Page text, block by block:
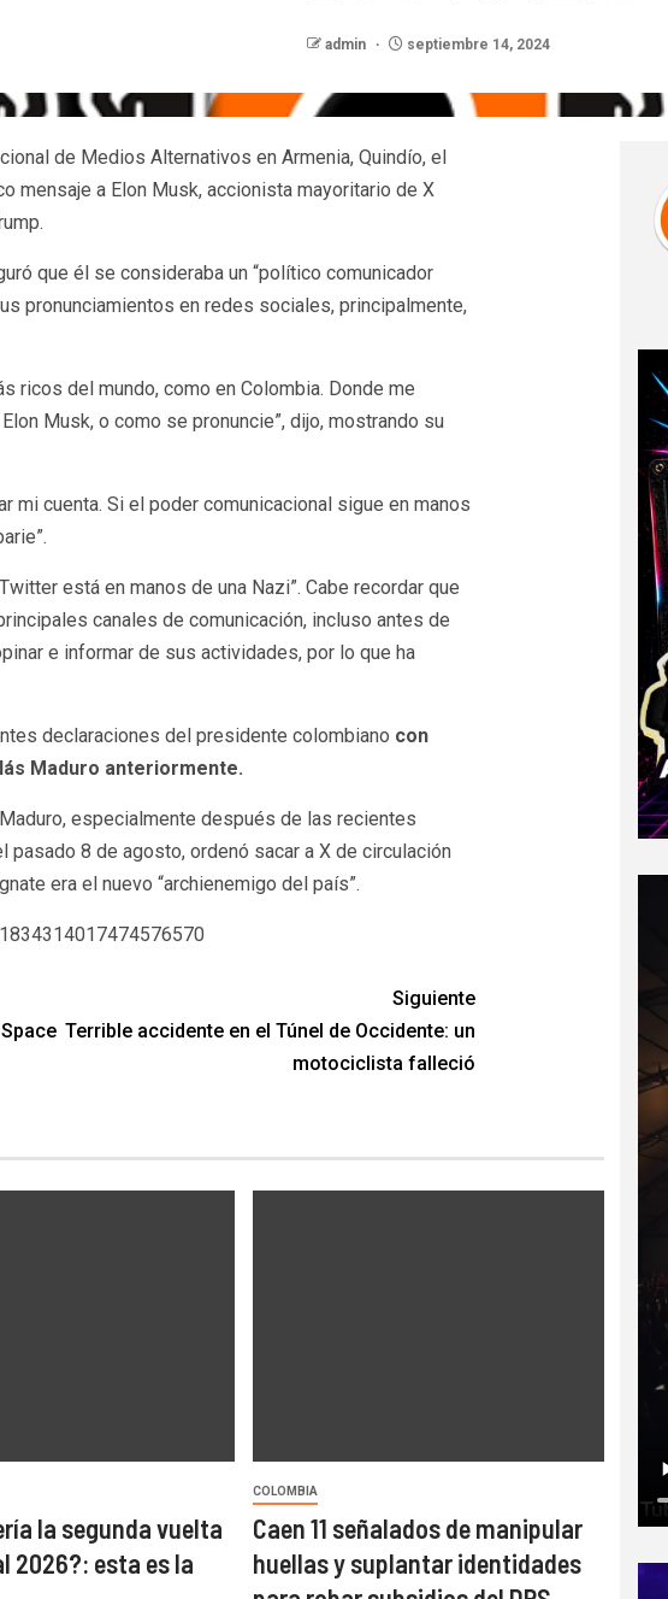
admin septiembre 14, 2024
de Medios Alternativos en Armenia, Quindío, el
mensaje a Elon Musk, accionista mayoritario de X
que él se consideraba un “político comunicador
pronunciamientos en redes sociales, principalmente,
ricos del mundo, como en Colombia. Donde me
Musk, o como se pronuncie”, dijo, mostrando su
mi cuenta. Si el poder comunicacional sigue en manos
está en manos de una Nazi”. Cabe recordar que
canales de comunicación, incluso antes de
e informar de sus actividades, por lo que ha
declaraciones del presidente colombiano con
Maduro anteriormente.
especialmente después de las recientes
8 de agosto, ordenó sacar a X de circulación
era el nuevo “archienemigo del país”.
Siguiente
Terrible accidente en el Túnel de Occidente: un
motociclista falleció
la segunda vuelta
2026?: esta es la
COLOMBIA
Caen 11 señalados de manipular
huellas y suplantar identidades